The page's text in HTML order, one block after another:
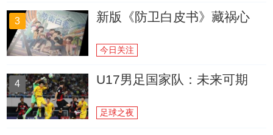
3 新版《防卫白皮书》藏祸心
今日关注
4 U17男足国家队：未来可期
足球之夜